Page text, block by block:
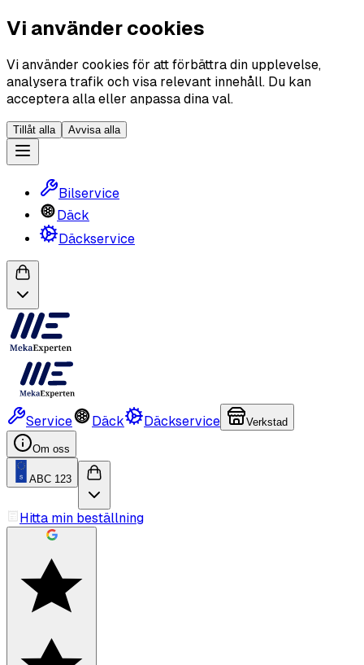
Vi använder cookies
Vi använder cookies för att förbättra din upplevelse,
analysera trafik och visa relevant innehåll. Du kan
acceptera alla eller anpassa dina val.
Tillåt alla Avvisa alla
Bilservice
Däck
Däckservice
Service Däck Däckservice Verkstad
Om oss
ABC 123
Hitta min beställning